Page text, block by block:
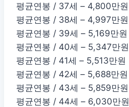
평균연봉 / 37세 – 4,800만원
평균연봉 / 38세 – 4,997만원
평균연봉 / 39세 – 5,169만원
평균연봉 / 40세 – 5,347만원
평균연봉 / 41세 – 5,513만원
평균연봉 / 42세 – 5,688만원
평균연봉 / 43세 – 5,859만원
평균연봉 / 44세 – 6,030만원